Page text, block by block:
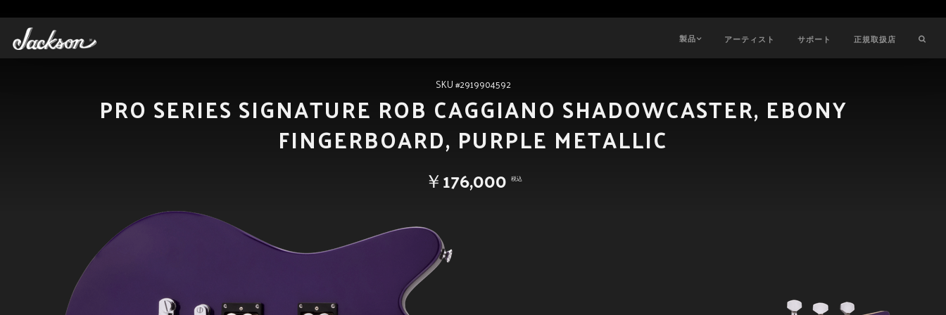
製品 アーティスト サポート 正規取扱店
SKU #2919904592
PRO SERIES SIGNATURE ROB CAGGIANO SHADOWCASTER, EBONY
FINGERBOARD, PURPLE METALLIC
￥176,000 税込